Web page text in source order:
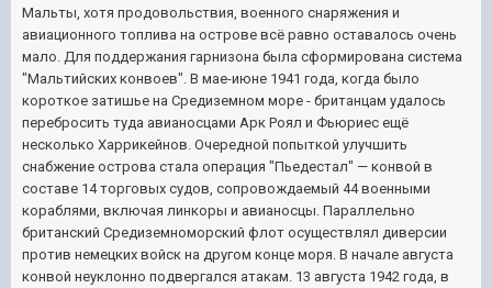
Мальты, хотя продовольствия, военного снаряжения и
авиационного топлива на острове всё равно оставалось очень
мало. Для поддержания гарнизона была сформирована система
"Мальтийских конвоев". В мае-июне 1941 года, когда было
короткое затишье на Средиземном море - британцам удалось
перебросить туда авианосцами Арк Роял и Фьюриес ещё
несколько Харрикейнов. Очередной попыткой улучшить
снабжение острова стала операция "Пьедестал" — конвой в
составе 14 торговых судов, сопровождаемый 44 военными
кораблями, включая линкоры и авианосцы. Параллельно
британский Средиземноморский флот осуществлял диверсии
против немецких войск на другом конце моря. В начале августа
конвой неуклонно подвергался атакам. 13 августа 1942 года, в